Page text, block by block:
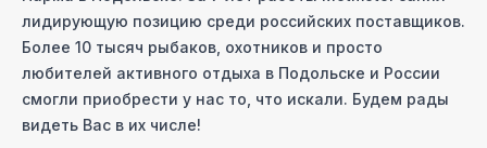
лидирующую позицию среди российских поставщиков.
Более 10 тысяч рыбаков, охотников и просто
любителей активного отдыха в Подольске и России
смогли приобрести у нас то, что искали. Будем рады
видеть Вас в их числе!